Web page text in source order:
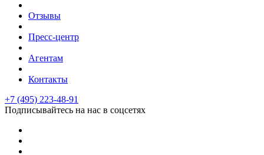
Отзывы
Пресс-центр
Агентам
Контакты
+7 (495) 223-48-91
Подписывайтесь на нас в соцсетях